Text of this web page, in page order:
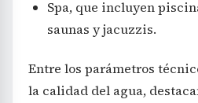
Spa, que incluyen
saunas y jacuzzis.
Entre los parámetros
la calidad del agua,